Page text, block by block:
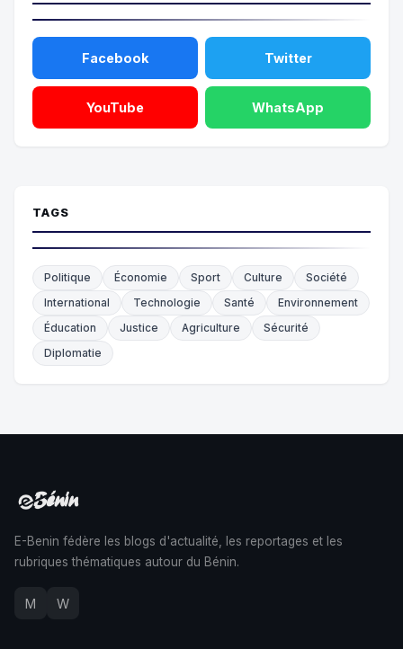
Facebook Twitter
YouTube WhatsApp
TAGS
Politique Économie Sport Culture
Société
International
Technologie Santé
Environnement
Éducation
Justice Agriculture
Sécurité
Diplomatie
E-Benin fédère les blogs d'actualité, les reportages et les
rubriques thématiques autour du Bénin.
M W